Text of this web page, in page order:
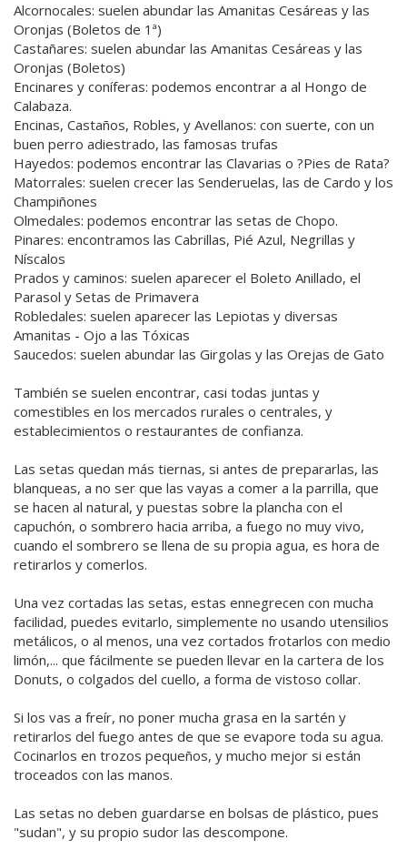
Alcornocales: suelen abundar las Amanitas Cesáreas y las
Oronjas (Boletos de 1ª)
Castañares: suelen abundar las Amanitas Cesáreas y las
Oronjas (Boletos)
Encinares y coníferas: podemos encontrar a al Hongo de
Calabaza.
Encinas, Castaños, Robles, y Avellanos: con suerte, con un
buen perro adiestrado, las famosas trufas
Hayedos: podemos encontrar las Clavarias o ?Pies de Rata?
Matorrales: suelen crecer las Senderuelas, las de Cardo y los
Champiñones
Olmedales: podemos encontrar las setas de Chopo.
Pinares: encontramos las Cabrillas, Pié Azul, Negrillas y
Níscalos
Prados y caminos: suelen aparecer el Boleto Anillado, el
Parasol y Setas de Primavera
Robledales: suelen aparecer las Lepiotas y diversas
Amanitas - Ojo a las Tóxicas
Saucedos: suelen abundar las Girgolas y las Orejas de Gato
También se suelen encontrar, casi todas juntas y
comestibles en los mercados rurales o centrales, y
establecimientos o restaurantes de confianza.
Las setas quedan más tiernas, si antes de prepararlas, las
blanqueas, a no ser que las vayas a comer a la parrilla, que
se hacen al natural, y puestas sobre la plancha con el
capuchón, o sombrero hacia arriba, a fuego no muy vivo,
cuando el sombrero se llena de su propia agua, es hora de
retirarlos y comerlos.
Una vez cortadas las setas, estas ennegrecen con mucha
facilidad, puedes evitarlo, simplemente no usando utensilios
metálicos, o al menos, una vez cortados frotarlos con medio
limón,... que fácilmente se pueden llevar en la cartera de los
Donuts, o colgados del cuello, a forma de vistoso collar.
Si los vas a freír, no poner mucha grasa en la sartén y
retirarlos del fuego antes de que se evapore toda su agua.
Cocinarlos en trozos pequeños, y mucho mejor si están
troceados con las manos.
Las setas no deben guardarse en bolsas de plástico, pues
"sudan", y su propio sudor las descompone.